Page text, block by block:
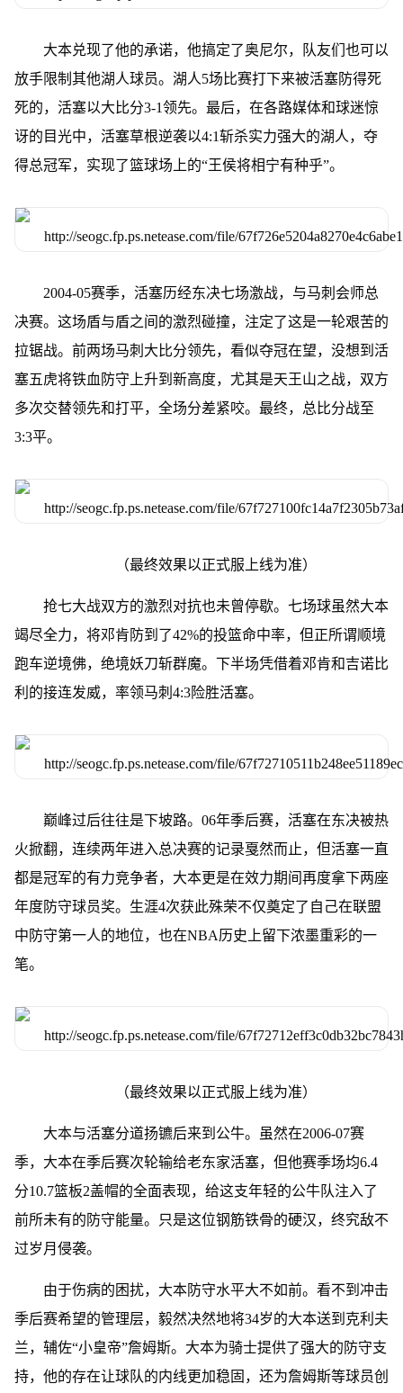
大本兑现了他的承诺，他搞定了奥尼尔，队友们也可以
放手限制其他湖人球员。湖人5场比赛打下来被活塞防得死
死的，活塞以大比分3-1领先。最后，在各路媒体和球迷惊
讶的目光中，活塞草根逆袭以4:1斩杀实力强大的湖人，夺
得总冠军，实现了篮球场上的“王侯将相宁有种乎”。
2004-05赛季，活塞历经东决七场激战，与马刺会师总
决赛。这场盾与盾之间的激烈碰撞，注定了这是一轮艰苦的
拉锯战。前两场马刺大比分领先，看似夺冠在望，没想到活
塞五虎将铁血防守上升到新高度，尤其是天王山之战，双方
多次交替领先和打平，全场分差紧咬。最终，总比分战至
3:3平。
（最终效果以正式服上线为准）
抢七大战双方的激烈对抗也未曾停歇。七场球虽然大本
竭尽全力，将邓肯防到了42%的投篮命中率，但正所谓顺境
跑车逆境佛，绝境妖刀斩群魔。下半场凭借着邓肯和吉诺比
利的接连发威，率领马刺4:3险胜活塞。
巅峰过后往往是下坡路。06年季后赛，活塞在东决被热
火掀翻，连续两年进入总决赛的记录戛然而止，但活塞一直
都是冠军的有力竞争者，大本更是在效力期间再度拿下两座
年度防守球员奖。生涯4次获此殊荣不仅奠定了自己在联盟
中防守第一人的地位，也在NBA历史上留下浓墨重彩的一
笔。
（最终效果以正式服上线为准）
大本与活塞分道扬镳后来到公牛。虽然在2006-07赛
季，大本在季后赛次轮输给老东家活塞，但他赛季场均6.4
分10.7篮板2盖帽的全面表现，给这支年轻的公牛队注入了
前所未有的防守能量。只是这位钢筋铁骨的硬汉，终究敌不
过岁月侵袭。
由于伤病的困扰，大本防守水平大不如前。看不到冲击
季后赛希望的管理层，毅然决然地将34岁的大本送到克利夫
兰，辅佐“小皇帝”詹姆斯。大本为骑士提供了强大的防守支
持，他的存在让球队的内线更加稳固，还为詹姆斯等球员创